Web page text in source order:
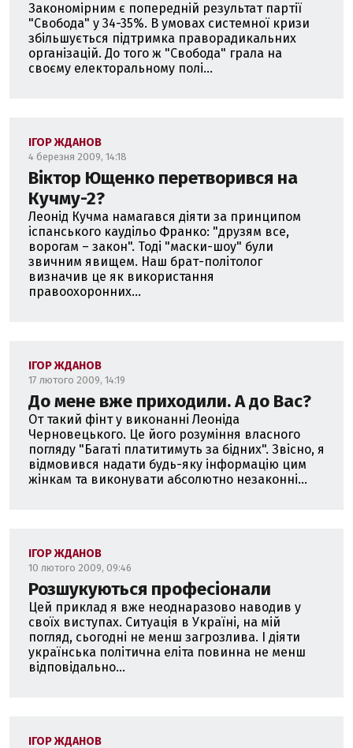
Закономірним є попередній результат партії
"Свобода" у 34-35%. В умовах системної кризи
збільшується підтримка праворадикальних
організацій. До того ж "Свобода" грала на
своєму електоральному полі...
ІГОР ЖДАНОВ
4 березня 2009, 14:18
Віктор Ющенко перетворився на
Кучму-2?
Леонід Кучма намагався діяти за принципом
іспанського каудільо Франко: "друзям все,
ворогам – закон". Тоді "маски-шоу" були
звичним явищем. Наш брат-політолог
визначив це як використання
правоохоронних...
ІГОР ЖДАНОВ
17 лютого 2009, 14:19
До мене вже приходили. А до Вас?
От такий фінт у виконанні Леоніда
Черновецького. Це його розуміння власного
погляду "Багаті платитимуть за бідних". Звісно, я
відмовився надати будь-яку інформацію цим
жінкам та виконувати абсолютно незаконні...
ІГОР ЖДАНОВ
10 лютого 2009, 09:46
Розшукуються професіонали
Цей приклад я вже неоднаразово наводив у
своїх виступах. Ситуація в Україні, на мій
погляд, сьогодні не менш загрозлива. І діяти
українська політична еліта повинна не менш
відповідально...
ІГОР ЖДАНОВ